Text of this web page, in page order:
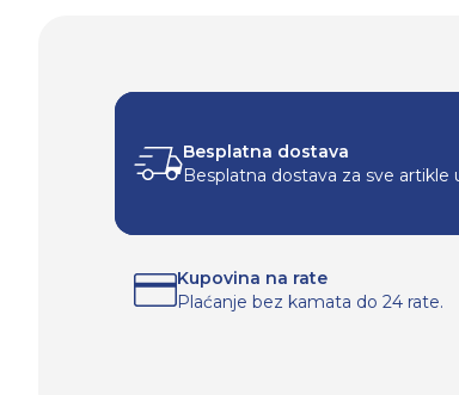
Besplatna dostava
Besplatna dostava za sve
Kupovina na rate
Plaćanje bez kamata do 24 rate.